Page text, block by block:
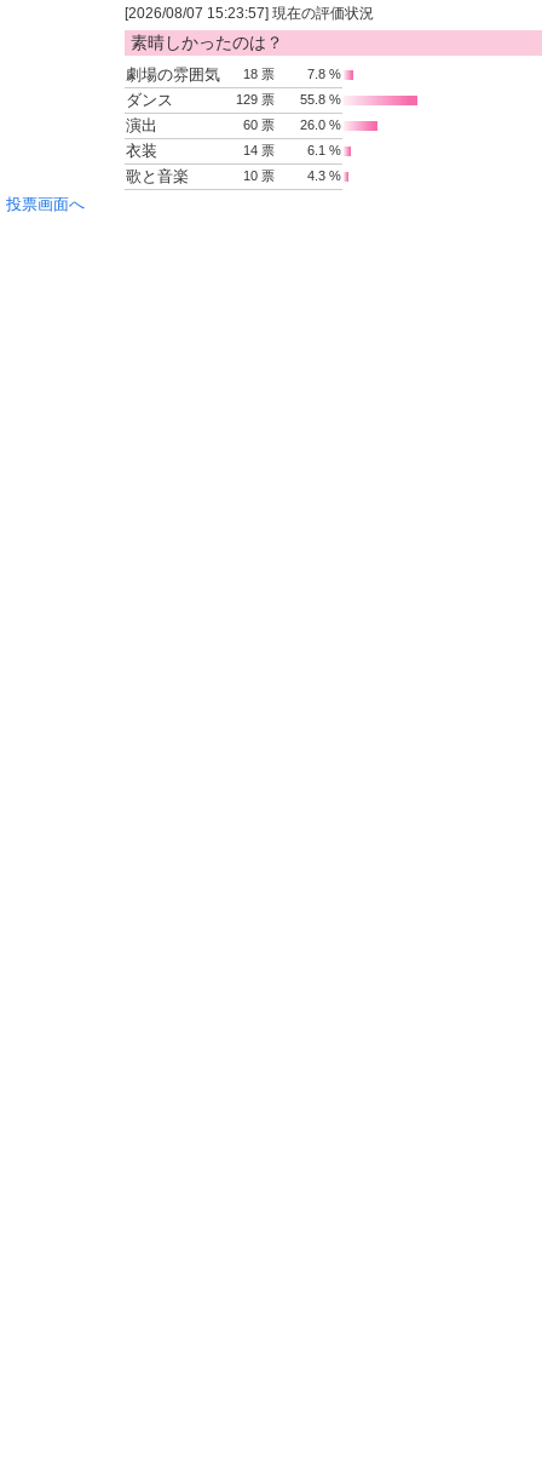
[2026/08/07 15:23:57] 現在の評価状況
素晴しかったのは？
劇場の雰囲気 18 票 7.8 %
ダンス 129 票 55.8 %
演出 60 票 26.0 %
衣装 14 票 6.1 %
歌と音楽 10 票 4.3 %
投票画面へ